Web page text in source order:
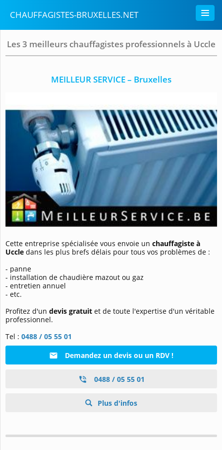
CHAUFFAGISTES-BRUXELLES.NET
Les 3 meilleurs chauffagistes professionnels à Uccle
MEILLEUR SERVICE – Bruxelles
Cette entreprise spécialisée vous envoie un chauffagiste à
Uccle dans les plus brefs délais pour tous vos problèmes de :
- panne
- installation de chaudière mazout ou gaz
- entretien annuel
- etc.
Profitez d'un devis gratuit et de toute l'expertise d'un véritable
professionnel.
Tel : 0488 / 05 55 01
Demandez un devis ou un RDV !
0488 / 05 55 01
Plus d'infos